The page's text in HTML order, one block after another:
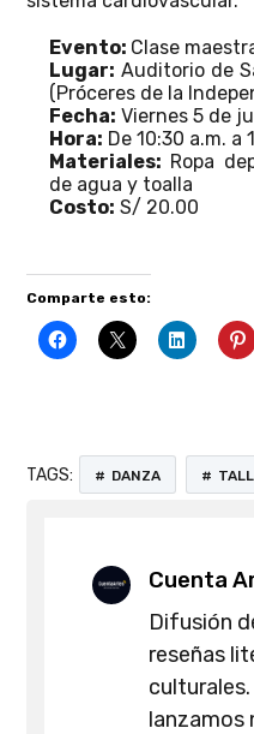
Evento: Clase
Lugar: Auditorio de
(Próceres de la
Fecha: Viernes 5 de
Hora: De 10:30 a.m. a
Materiales: Ropa
de agua y toalla
Costo: S/ 20.00
Comparte esto:
TAGS: DANZA
Cuenta
Difusión
reseñas
lanzamos